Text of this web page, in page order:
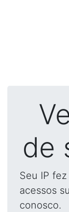
de
Seu IP
acessos
conosco.